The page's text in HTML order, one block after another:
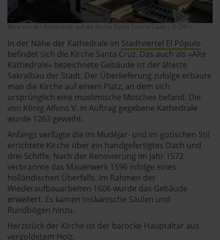
Blick von der Kathedrale auf die Kirche Santa Cruz in Cádiz ( © DW )
In der Nähe der Kathedrale im Stadtviertel El Pópulo
befindet sich die Kirche Santa Cruz. Das auch als »Alte
Kathedrale« bezeichnete Gebäude ist der älteste
Sakralbau der Stadt. Der Überlieferung zufolge erbaute
man die Kirche auf einem Platz, an dem sich
ursprünglich eine muslimische Moschee befand. Die
von König Alfons V. in Auftrag gegebene Kathedrale
wurde 1263 geweiht.
Anfangs verfügte die im Mudéjar- und im gotischen Stil
errichtete Kirche über ein handgefertigtes Dach und
drei Schiffe. Nach der Renovierung im Jahr 1572
verbrannte das Mauerwerk 1596 infolge eines
holländischen Überfalls. Im Rahmen der
Wiederaufbauarbeiten 1606 wurde das Gebäude
erweitert. Es kamen toskanische Säulen und
Rundbögen hinzu.
Herzstück der Kirche ist der barocke Hauptaltar aus
vergoldetem Holz.